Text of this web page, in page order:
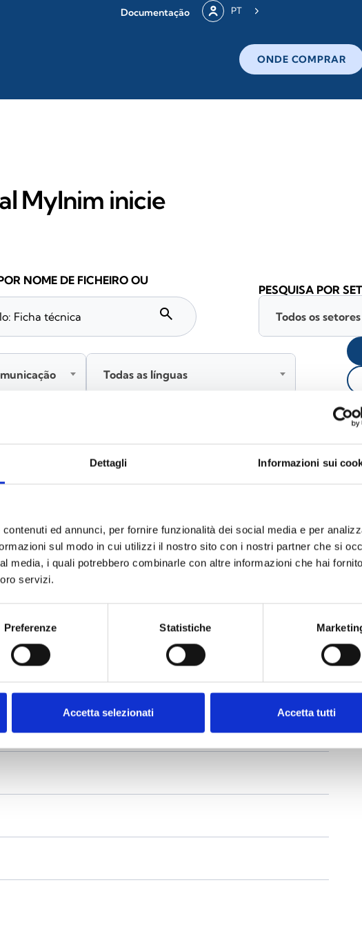
Dettagli Informazioni sui
ed annunci, per fornire funzionalità dei social media e per
sul modo in cui utilizzi il nostro sito con i nostri partner che si
media, i quali potrebbero combinarle con altre informazioni che hai
servizi.
Preferenze Statistiche
Accetta selezionati Accetta tutti
Documentação PT
ONDE COMPRAR
MyInim inicie
NOME DE FICHEIRO OU
search
PESQUISA POR
Todos os setores
Todas as línguas